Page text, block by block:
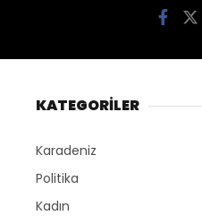
KATEGORİLER
Karadeniz
Politika
Kadın